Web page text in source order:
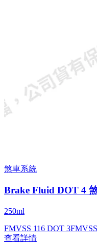
煞車系統
Brake Fluid DOT 4
250ml
FMVSS 116 DOT 3
查看詳情